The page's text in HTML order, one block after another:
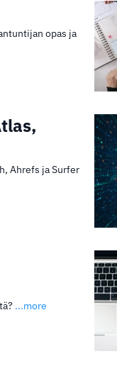
opas ja
Ahrefs ja Surfer
...more